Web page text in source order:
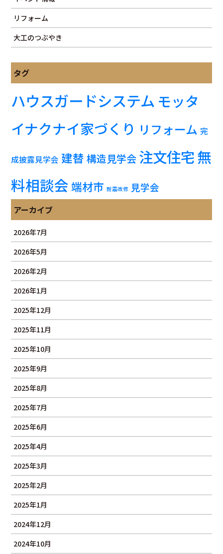
リフォーム
大工のつぶやき
タグ
ハウスガードシステム モッタ
イナクナイ家づくり リフォーム 完
成披露見学会 建替 構造見学会 注文住宅無
料相談会 端材市 耐震改修 見学会
アーカイブ
2026年7月
2026年5月
2026年2月
2026年1月
2025年12月
2025年11月
2025年10月
2025年9月
2025年8月
2025年7月
2025年6月
2025年4月
2025年3月
2025年2月
2025年1月
2024年12月
2024年10月